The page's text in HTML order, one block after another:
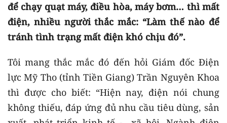
để chạy quạt máy, điều hòa, máy bơm… thì mất
điện, nhiều người thắc mắc: “Làm thế nào để
tránh tình trạng mất điện khó chịu đó”.
Tôi mang thắc mắc đó đến hỏi Giám đốc Điện
lực Mỹ Tho (tỉnh Tiền Giang) Trần Nguyên Khoa
thì được cho biết: “Hiện nay, điện nói chung
không thiếu, đáp ứng đủ nhu cầu tiêu dùng, sản